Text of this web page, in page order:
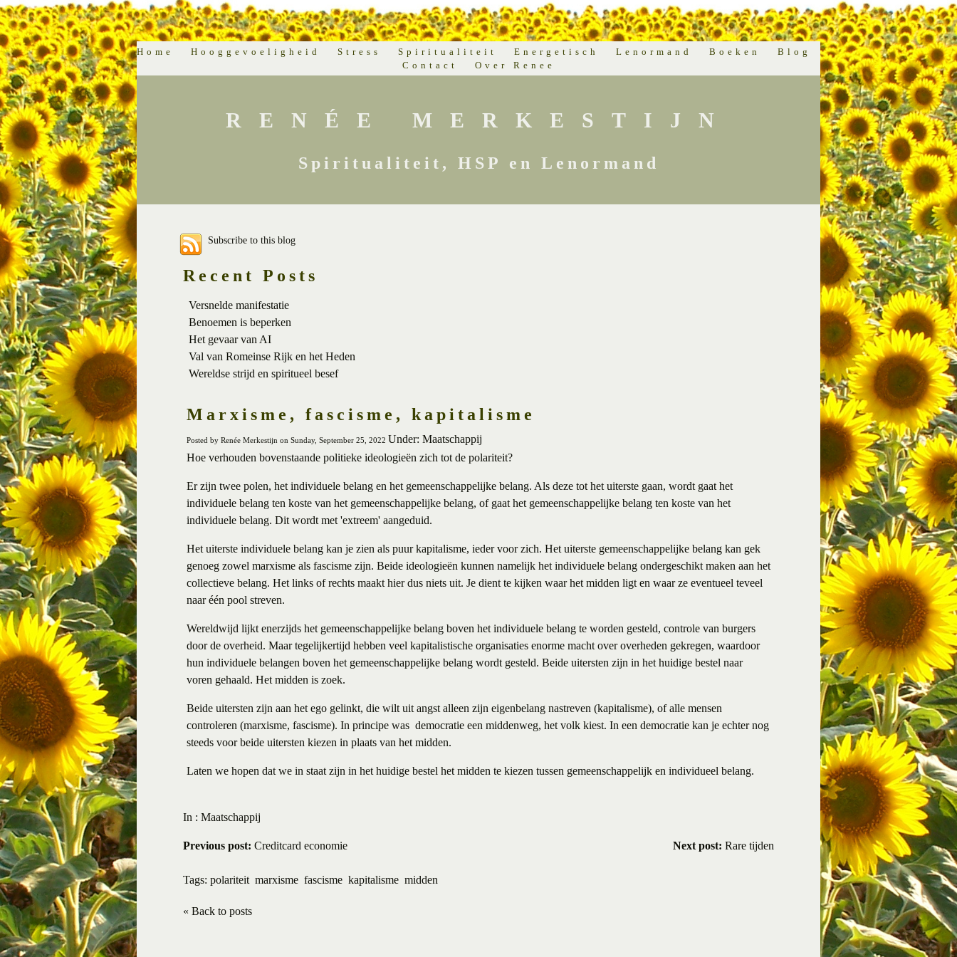
Home Hooggevoeligheid Stress Spiritualiteit Energetisch Lenormand Boeken
Blog
Contact
Over Renee
RENÉE MERKESTIJN
Spiritualiteit, HSP en Lenormand
Subscribe to this blog
Recent Posts
Versnelde manifestatie
Benoemen is beperken
Het gevaar van AI
Val van Romeinse Rijk en het Heden
Wereldse strijd en spiritueel besef
Marxisme, fascisme, kapitalisme
Posted by Renée Merkestijn on Sunday, September 25, 2022 Under: Maatschappij
Hoe verhouden bovenstaande politieke ideologieën zich tot de polariteit?
Er zijn twee polen, het individuele belang en het gemeenschappelijke belang. Als deze tot het uiterste gaan, wordt gaat het
individuele belang ten koste van het gemeenschappelijke belang, of gaat het gemeenschappelijke belang ten koste van het
individuele belang. Dit wordt met 'extreem' aangeduid.
Het uiterste individuele belang kan je zien als puur kapitalisme, ieder voor zich. Het uiterste gemeenschappelijke belang kan gek
genoeg zowel marxisme als fascisme zijn. Beide ideologieën kunnen namelijk het individuele belang ondergeschikt maken aan het
collectieve belang. Het links of rechts maakt hier dus niets uit. Je dient te kijken waar het midden ligt en waar ze eventueel teveel
naar één pool streven.
Wereldwijd lijkt enerzijds het gemeenschappelijke belang boven het individuele belang te worden gesteld, controle van burgers
door de overheid. Maar tegelijkertijd hebben veel kapitalistische organisaties enorme macht over overheden gekregen, waardoor
hun individuele belangen boven het gemeenschappelijke belang wordt gesteld. Beide uitersten zijn in het huidige bestel naar
voren gehaald. Het midden is zoek.
Beide uitersten zijn aan het ego gelinkt, die wilt uit angst alleen zijn eigenbelang nastreven (kapitalisme), of alle mensen
controleren (marxisme, fascisme). In principe was democratie een middenweg, het volk kiest. In een democratie kan je echter nog
steeds voor beide uitersten kiezen in plaats van het midden.
Laten we hopen dat we in staat zijn in het huidige bestel het midden te kiezen tussen gemeenschappelijk en individueel belang.
In : Maatschappij
Next post: Rare tijden
Previous post: Creditcard economie
Tags: polariteit marxisme fascisme kapitalisme midden
« Back to posts